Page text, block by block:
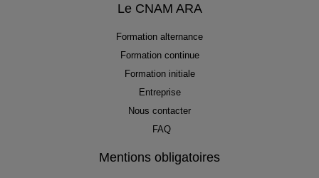
Le CNAM ARA
Formation alternance
Formation continue
Formation initiale
Entreprise
Nous contacter
FAQ
Mentions obligatoires